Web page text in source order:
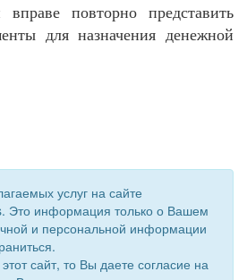
вправе повторно представить
для назначения денежной
услуг на сайте
Это информация только о Вашем
и персональной информации
сайт, то Вы даете согласие на